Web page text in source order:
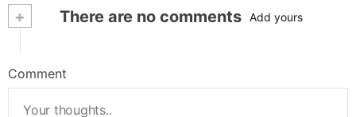
+ There are no comments Add yours
Comment